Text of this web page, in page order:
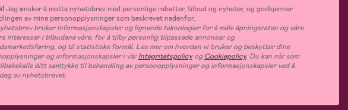
Jeg ønsker å motta nyhetsbrev med personlige rabatter, tilbud og nyheter, og godkjenner
av mine personopplysninger som beskrevet nedenfor.
bruker informasjonskapsler og lignende teknologier for å måle åpningsraten og våre
interesser i tilbudene våre, for å tilby personlig tilpassede annonser og
og til statistiske formål. Les mer om hvordan vi bruker og beskytter dine
og informasjonskapsler i vårIntegritetspolicyogCookiepolicy. Du kan når som
ditt samtykke til behandling av personopplysninger og informasjonskapsler ved å
av nyhetsbrevet.